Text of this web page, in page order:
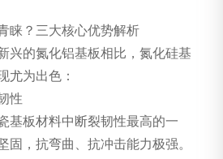
睐？三大核心优势解析
兴的氮化铝基板相比，氮化硅基
尤为出色：
性
基板材料中断裂韧性最高的一
固，抗弯曲、抗冲击能力极强。